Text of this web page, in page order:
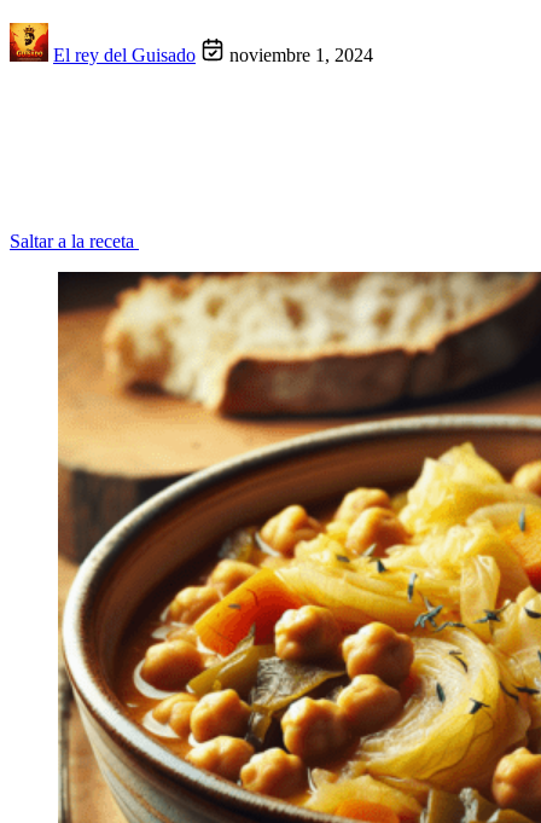
El rey del Guisado noviembre 1, 2024
Saltar a la receta